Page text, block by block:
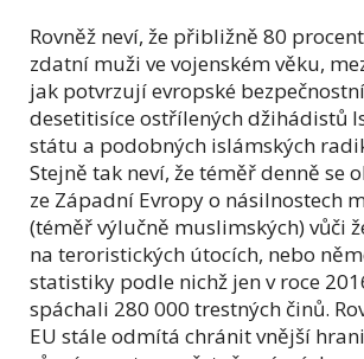
Rovněž neví, že přibližně 80
zdatní muži ve vojenském věku,
jak potvrzují evropské
desetitisíce ostřílených džihádistů
státu a podobných islámských
Stejně tak neví, že téměř denně se
ze Západní Evropy o násilnostech
(téměř výlučně muslimských) vůči
na teroristických útocích, nebo
statistiky podle nichž jen v roce
spáchali 280 000 trestných činů.
EU stále odmítá chránit vnější